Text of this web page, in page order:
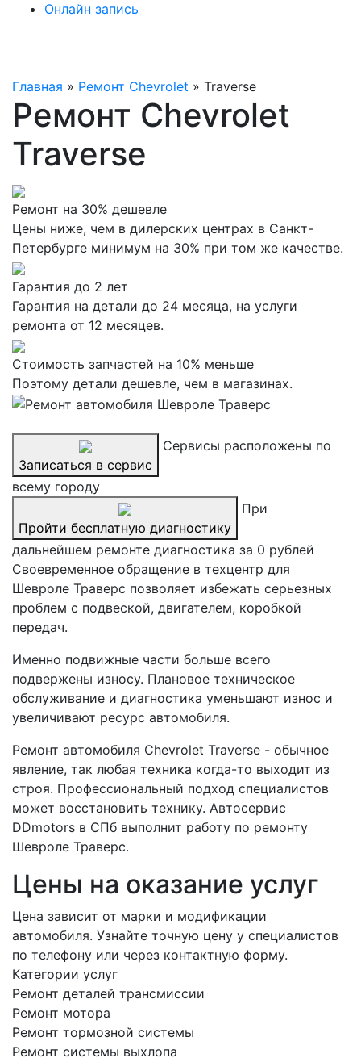
Онлайн запись
Главная » Ремонт Chevrolet » Traverse
Ремонт Chevrolet
Traverse
Ремонт на 30% дешевле
Цены ниже, чем в дилерских центрах в Санкт-
Петербурге минимум на 30% при том же качестве.
Гарантия до 2 лет
Гарантия на детали до 24 месяца, на услуги
ремонта от 12 месяцев.
Стоимость запчастей на 10% меньше
Поэтому детали дешевле, чем в магазинах.
Записаться в сервис
Сервисы расположены по
всему городу
Пройти бесплатную диагностику
При
дальнейшем ремонте диагностика за 0 рублей
Своевременное обращение в техцентр для
Шевроле Траверс позволяет избежать серьезных
проблем с подвеской, двигателем, коробкой
передач.
Именно подвижные части больше всего
подвержены износу. Плановое техническое
обслуживание и диагностика уменьшают износ и
увеличивают ресурс автомобиля.
Ремонт автомобиля Chevrolet Traverse - обычное
явление, так любая техника когда-то выходит из
строя. Профессиональный подход специалистов
может восстановить технику. Автосервис
DDmotors в СПб выполнит работу по ремонту
Шевроле Траверс.
Цены на оказание услуг
Цена зависит от марки и модификации
автомобиля. Узнайте точную цену у специалистов
по телефону или через контактную форму.
Категории услуг
Ремонт деталей трансмиссии
Ремонт мотора
Ремонт тормозной системы
Ремонт системы выхлопа